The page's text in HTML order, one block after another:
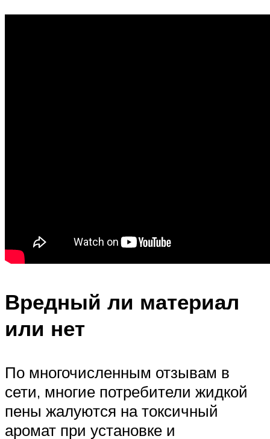
Вредный ли материал
или нет
По многочисленным отзывам в
сети, многие потребители жидкой
пены жалуются на токсичный
аромат при установке и